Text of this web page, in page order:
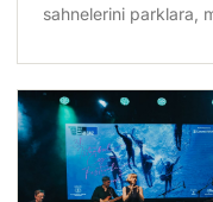
sahnelerini parklara,